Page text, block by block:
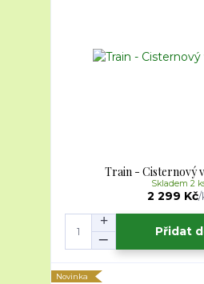
Train - Cisternový
2 299 Kč/
Skladem 2
Přidat
Novinka